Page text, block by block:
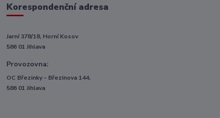
Korespondenční adresa
Jarní 378/18, Horní Kosov
586 01 Jihlava
Provozovna:
OC Březinky - Březinova 144,
586 01 Jihlava